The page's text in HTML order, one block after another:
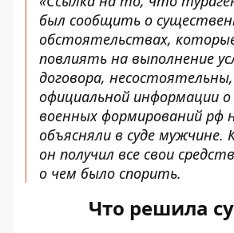
был сообщить о
обстоятельствах,
повлиять на выполнение
договора, несостоятельны,
официальной информации
военных формирований рф
объясняли в суде мужчине.
он получил все свои
о чем было спорить.
Что решила